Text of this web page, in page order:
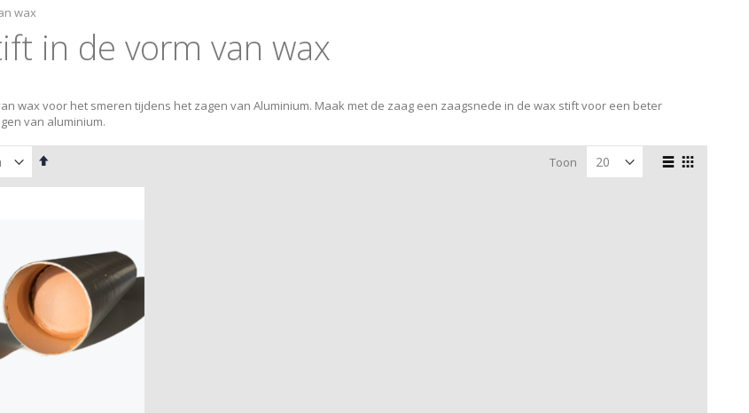
wax
in de vorm van wax
wax voor het smeren tijdens het zagen van Aluminium. Maak met de zaag een zaagsnede in de wax stift voor een beter
van aluminium.
Van
naar
Tonen
Toon